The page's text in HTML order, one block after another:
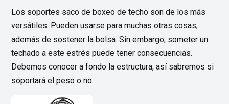
Los soportes saco de boxeo de techo son de los más
versátiles. Pueden usarse para muchas otras cosas,
además de sostener la bolsa. Sin embargo, someter un
techado a este estrés puede tener consecuencias.
Debemos conocer a fondo la estructura, así sabremos si
soportará el peso o no.